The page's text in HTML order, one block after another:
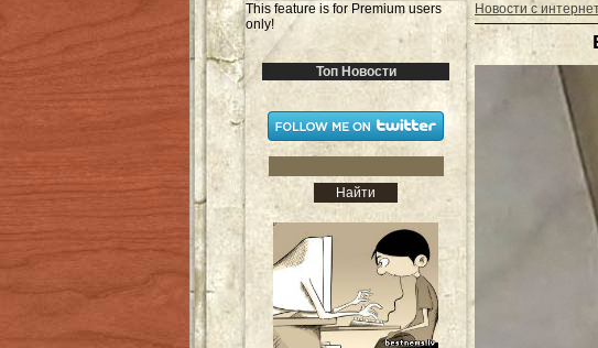
This feature is for Premium users
only!
Топ Новости
Новости с